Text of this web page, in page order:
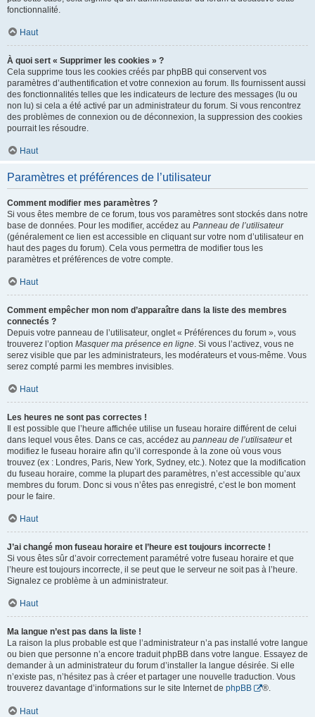
fonctionnalité.
Haut
À quoi sert « Supprimer les cookies » ?
Cela supprime tous les cookies créés par phpBB qui conservent vos
paramètres d’authentification et votre connexion au forum. Ils fournissent aussi
des fonctionnalités telles que les indicateurs de lecture des messages (lu ou
non lu) si cela a été activé par un administrateur du forum. Si vous rencontrez
des problèmes de connexion ou de déconnexion, la suppression des cookies
pourrait les résoudre.
Haut
Paramètres et préférences de l’utilisateur
Comment modifier mes paramètres ?
Si vous êtes membre de ce forum, tous vos paramètres sont stockés dans notre
base de données. Pour les modifier, accédez au Panneau de l’utilisateur
(généralement ce lien est accessible en cliquant sur votre nom d’utilisateur en
haut des pages du forum). Cela vous permettra de modifier tous les
paramètres et préférences de votre compte.
Haut
Comment empêcher mon nom d’apparaître dans la liste des membres
connectés ?
Depuis votre panneau de l’utilisateur, onglet « Préférences du forum », vous
trouverez l’option Masquer ma présence en ligne. Si vous l’activez, vous ne
serez visible que par les administrateurs, les modérateurs et vous-même. Vous
serez compté parmi les membres invisibles.
Haut
Les heures ne sont pas correctes !
Il est possible que l’heure affichée utilise un fuseau horaire différent de celui
dans lequel vous êtes. Dans ce cas, accédez au panneau de l’utilisateuret
modifiez le fuseau horaire afin qu’il corresponde à la zone où vous vous
trouvez (ex : Londres, Paris, New York, Sydney, etc.). Notez que la modification
du fuseau horaire, comme la plupart des paramètres, n’est accessible qu’aux
membres du forum. Donc si vous n’êtes pas enregistré, c’est le bon moment
pour le faire.
Haut
J’ai changé mon fuseau horaire et l’heure est toujours incorrecte !
Si vous êtes sûr d’avoir correctement paramétré votre fuseau horaire et que
l’heure est toujours incorrecte, il se peut que le serveur ne soit pas à l’heure.
Signalez ce problème à un administrateur.
Haut
Ma langue n’est pas dans la liste !
La raison la plus probable est que l’administrateur n’a pas installé votre langue
ou bien que personne n’a encore traduit phpBB dans votre langue. Essayez de
demander à un administrateur du forum d’installer la langue désirée. Si elle
n’existe pas, n’hésitez pas à créer et partager une nouvelle traduction. Vous
trouverez davantage d’informations sur le site Internet de phpBB ®.
Haut